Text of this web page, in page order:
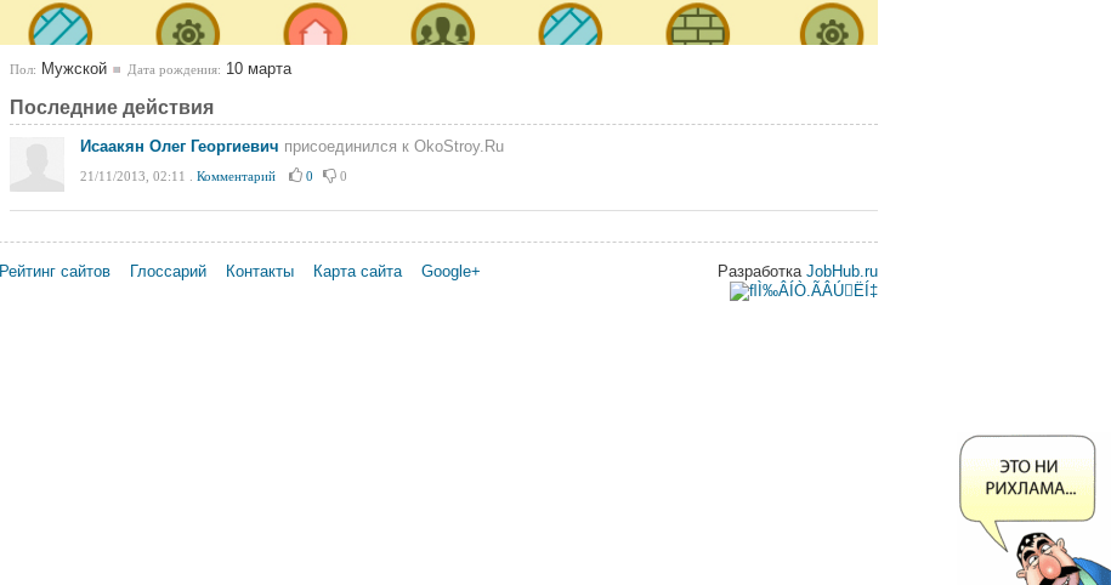
Пол: Мужской Дата рождения: 10 марта
Последние действия
Исаакян Олег Георгиевич присоединился к OkoStroy.Ru
21/11/2013, 02:11 Комментарий 0 0
Рейтинг сайтов Глоссарий Контакты Карта сайта Google+ Разработка JobHub.ru